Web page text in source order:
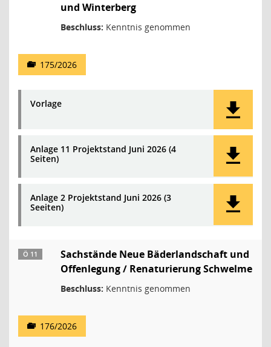
und Winterberg
Beschluss: Kenntnis genommen
175/2026
Vorlage
Anlage 11 Projektstand Juni 2026 (4
Seiten)
Anlage 2 Projektstand Juni 2026 (3
Seeiten)
Ö 11
Sachstände Neue Bäderlandschaft und
Offenlegung / Renaturierung Schwelme
Beschluss: Kenntnis genommen
176/2026